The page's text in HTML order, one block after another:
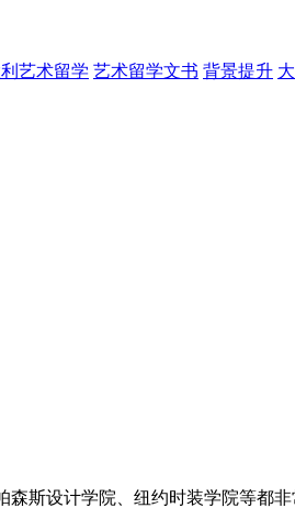
艺术留学 艺术留学文书 背景提升
斯设计学院、纽约时装学院等都